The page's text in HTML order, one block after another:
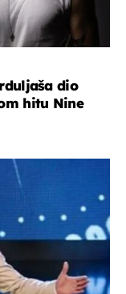
dio
hitu Nine